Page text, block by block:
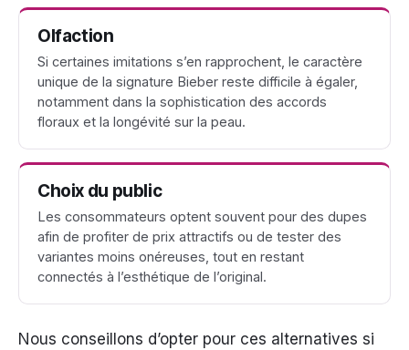
Olfaction
Si certaines imitations s’en rapprochent, le caractère
unique de la signature Bieber reste difficile à égaler,
notamment dans la sophistication des accords
floraux et la longévité sur la peau.
Choix du public
Les consommateurs optent souvent pour des dupes
afin de profiter de prix attractifs ou de tester des
variantes moins onéreuses, tout en restant
connectés à l’esthétique de l’original.
Nous conseillons d’opter pour ces alternatives si